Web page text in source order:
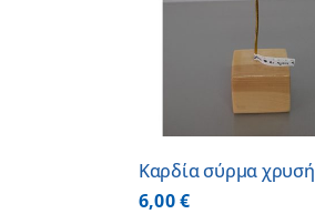
Καρδία σύρμα χρυσή
6,00€